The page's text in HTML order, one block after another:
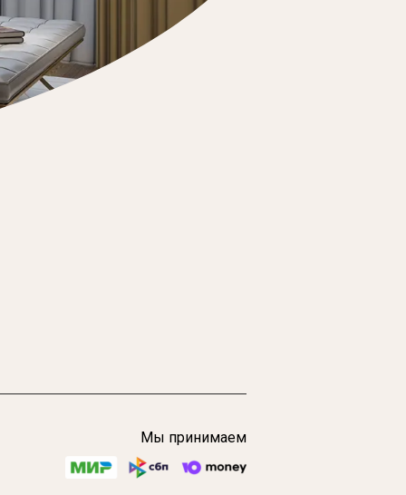
Мы принимаем